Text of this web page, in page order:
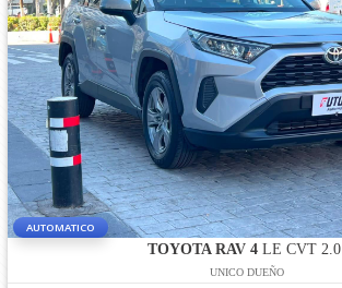
AUTOMATICO
TOYOTA RAV 4 LE CVT 2.0
UNICO DUEÑO